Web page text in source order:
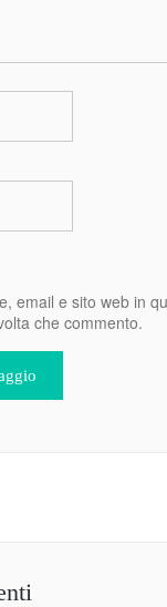
email e sito web in
che commento.